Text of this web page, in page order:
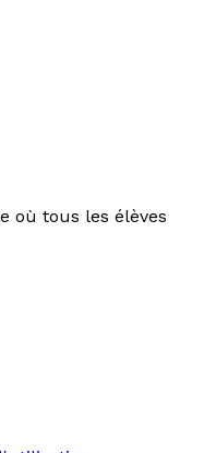
où tous les élèves